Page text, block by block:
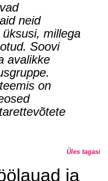
neid
millega
Soovi
avalikke
on
Üles tagasi
ja